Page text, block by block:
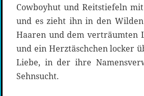
Cowboyhut und Reitstiefeln
und es zieht ihn in den
Haaren und dem verträumten
und ein Herztäschchen locker
Liebe, in der ihre
Sehnsucht.